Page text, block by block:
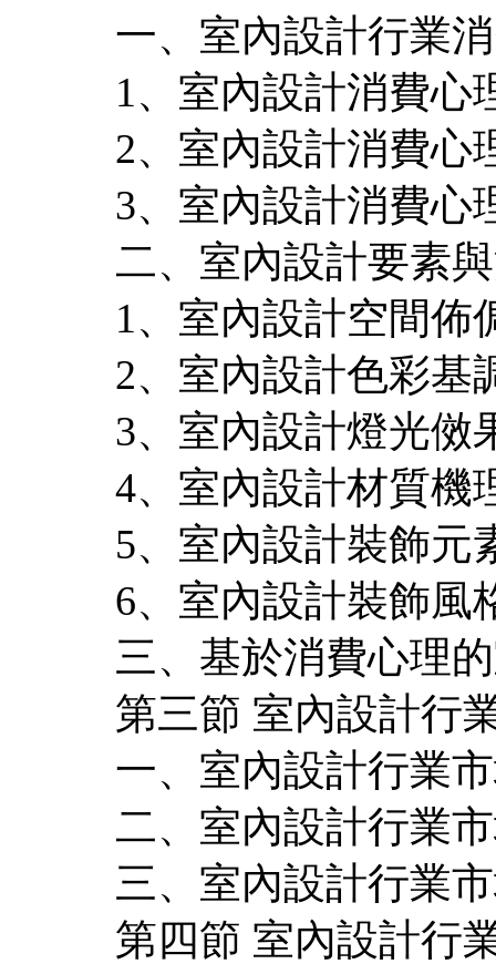
一、室內設計行業
1、室內設計消費心
2、室內設計消費心
3、室內設計消費心
二、室內設計要素
1、室內設計空間佈
2、室內設計色彩基
3、室內設計燈光傚
4、室內設計材質機
5、室內設計裝飾元
6、室內設計裝飾風
三、基於消費心理
第三節 室內設計行
一、室內設計行業
二、室內設計行業
三、室內設計行業
第四節 室內設計行